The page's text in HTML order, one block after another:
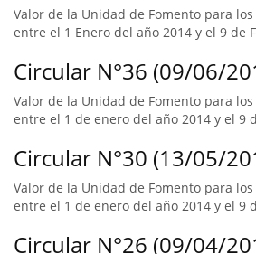
Valor de la Unidad de Fomento para
entre el 1 Enero del año 2014 y el 9 de
Circular N°36 (09/06/
Valor de la Unidad de Fomento para
entre el 1 de enero del año 2014 y el 9
Circular N°30 (13/05/
Valor de la Unidad de Fomento para
entre el 1 de enero del año 2014 y el 9
Circular N°26 (09/04/